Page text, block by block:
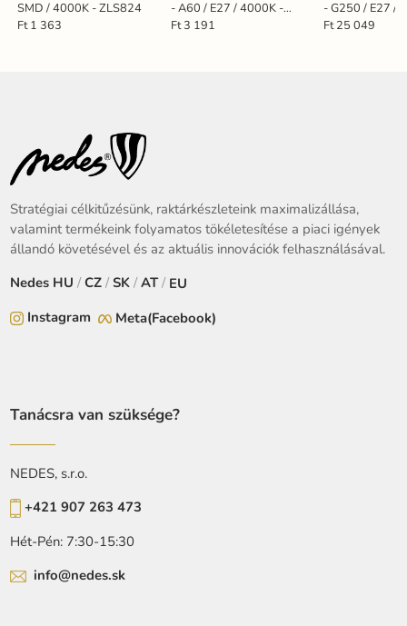
SMD / 4000K - ZLS824
Ft 1 363
- A60 / E27 / 4000K -
ZWF201
Ft 3 191
- G250 / E27 /
ZSF101
Ft 25 049
Stratégiai célkitűzésünk, raktárkészleteink maximalizállása,
valamint termékeink folyamatos tökéletesítése a piaci igények
állandó követésével és az aktuális innovációk felhasználásával.
Nedes HU /CZ /SK / AT/ EU
Instagram
Meta(Facebook)
Tanácsra van szüksége?
NEDES, s.r.o.
+421 907 263 473
Hét-Pén: 7:30-15:30
info@nedes.sk